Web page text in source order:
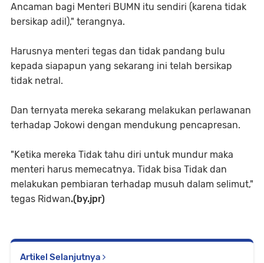
Ancaman bagi Menteri BUMN itu sendiri (karena tidak
bersikap adil)," terangnya.
Harusnya menteri tegas dan tidak pandang bulu
kepada siapapun yang sekarang ini telah bersikap
tidak netral.
Dan ternyata mereka sekarang melakukan perlawanan
terhadap Jokowi dengan mendukung pencapresan.
"Ketika mereka Tidak tahu diri untuk mundur maka
menteri harus memecatnya. Tidak bisa Tidak dan
melakukan pembiaran terhadap musuh dalam selimut,"
tegas Ridwan.(by.jpr)
Artikel Selanjutnya